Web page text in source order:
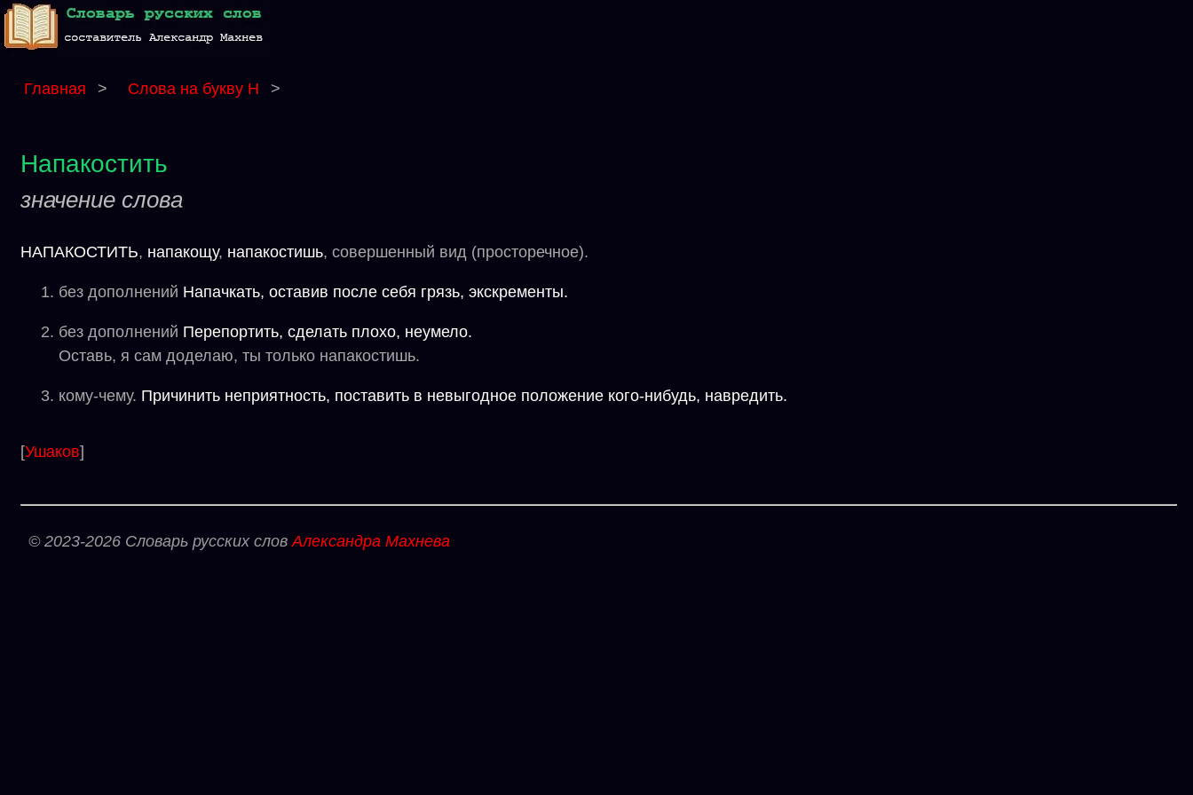
Главная > Слова на букву Н >
Напакостить
значение слова
НАПАКОСТИТЬ, напакощу, напакостишь, совершенный вид (просторечное).
без дополнений Напачкать, оставив после себя грязь, экскременты.
без дополнений Перепортить, сделать плохо, неумело.
Оставь, я сам доделаю, ты только напакостишь.
кому-чему. Причинить неприятность, поставить в невыгодное положение кого-нибудь, навредить.
[Ушаков]
© 2023-2026 Словарь русских словАлександра Махнева